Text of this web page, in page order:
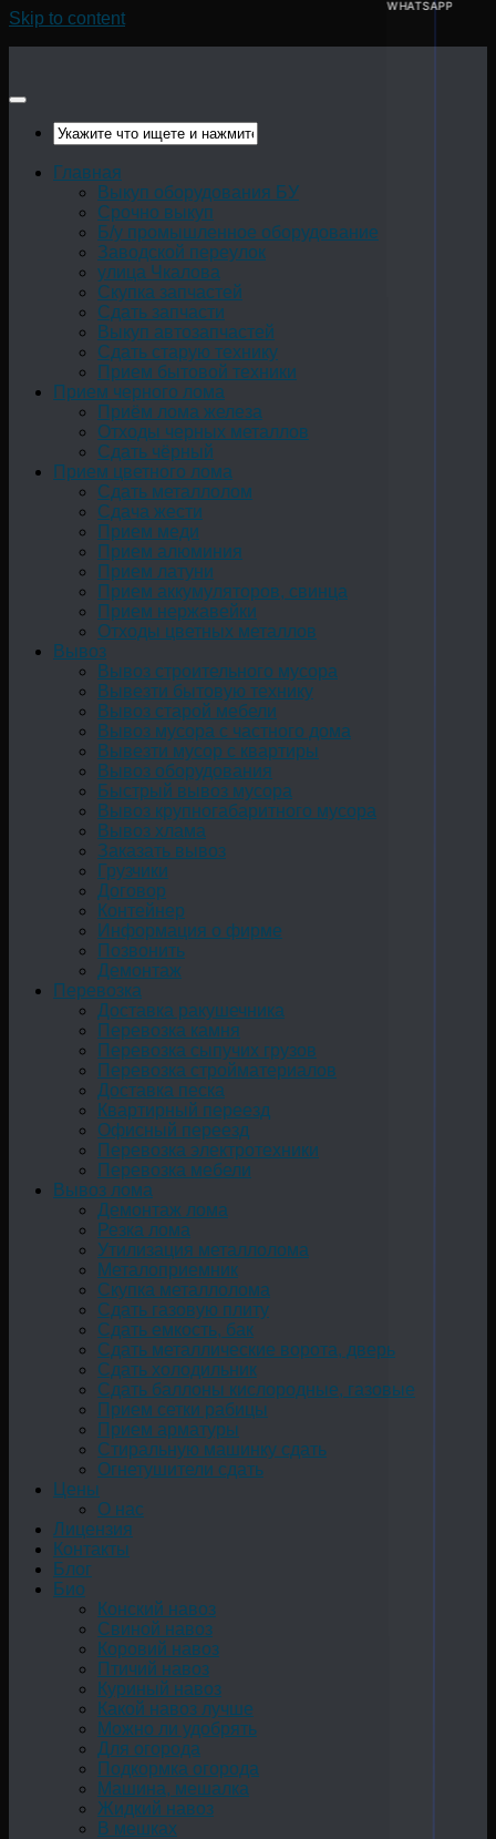
Skip to content
Главная
Выкуп оборудования БУ
Срочно выкуп
Б/у промышленное оборудование
Заводской переулок
улица Чкалова
Скупка запчастей
Сдать запчасти
Выкуп автозапчастей
Сдать старую технику
Прием бытовой техники
Прием черного лома
Приём лома железа
Отходы черных металлов
Сдать чёрный
Прием цветного лома
Сдать металлолом
Сдача жести
Прием меди
Прием алюминия
Прием латуни
Прием аккумуляторов, свинца
Прием нержавейки
Отходы цветных металлов
Вывоз
Вывоз строительного мусора
Вывезти бытовую технику
Вывоз старой мебели
Вывоз мусора с частного дома
Вывезти мусор с квартиры
Вывоз оборудования
Быстрый вывоз мусора
Вывоз крупногабаритного мусора
Вывоз хлама
Заказать вывоз
Грузчики
Договор
Контейнер
Информация о фирме
Позвонить
Демонтаж
Перевозка
Доставка ракушечника
Перевозка камня
Перевозка сыпучих грузов
Перевозка стройматериалов
Доставка песка
Квартирный переезд
Офисный переезд
Перевозка электротехники
Перевозка мебели
Вывоз лома
Демонтаж лома
Резка лома
Утилизация металлолома
Металоприемник
Скупка металлолома
Сдать газовую плиту
Сдать емкость, бак
Cдать металлические ворота, дверь
Сдать холодильник
Сдать баллоны кислородные, газовые
Прием сетки рабицы
Прием арматуры
Стиральную машинку сдать
Огнетушители сдать
Цены
О нас
Лицензия
Контакты
Блог
Био
Конский навоз
Свиной навоз
Коровий навоз
Птичий навоз
Куриный навоз
Какой навоз лучше
Можно ли удобрять
Для огорода
Подкормка огорода
Машина, мешалка
Жидкий навоз
В мешках
WHATSAPP